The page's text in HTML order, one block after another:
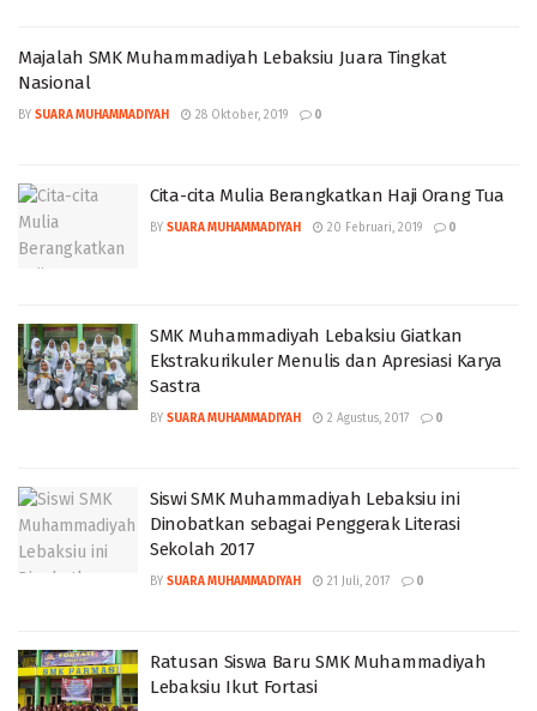
Majalah SMK Muhammadiyah Lebaksiu Juara Tingkat
Nasional
BY SUARA MUHAMMADIYAH 28 Oktober, 2019 0
Cita-cita Mulia Berangkatkan Haji Orang Tua
BY SUARA MUHAMMADIYAH 20 Februari, 2019 0
SMK Muhammadiyah Lebaksiu Giatkan
Ekstrakurikuler Menulis dan Apresiasi Karya
Sastra
BY SUARA MUHAMMADIYAH 2 Agustus, 2017 0
Siswi SMK Muhammadiyah Lebaksiu ini
Dinobatkan sebagai Penggerak Literasi
Sekolah 2017
BY SUARA MUHAMMADIYAH 21 Juli, 2017 0
Ratusan Siswa Baru SMK Muhammadiyah
Lebaksiu Ikut Fortasi